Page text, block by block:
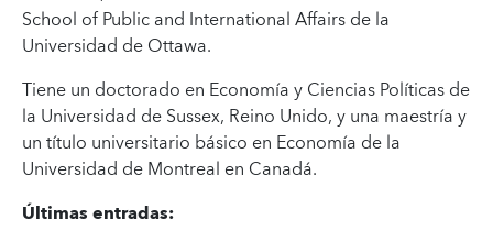
School of Public and International Affairs de la
Universidad de Ottawa.
Tiene un doctorado en Economía y Ciencias Políticas de
la Universidad de Sussex, Reino Unido, y una maestría y
un título universitario básico en Economía de la
Universidad de Montreal en Canadá.
Últimas entradas: